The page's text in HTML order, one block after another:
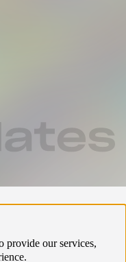
provide our services,